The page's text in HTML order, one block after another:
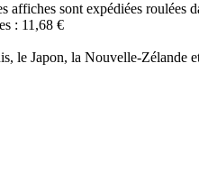
affiches sont expédiées roulées
: 11,68 €
le Japon, la Nouvelle-Zélande